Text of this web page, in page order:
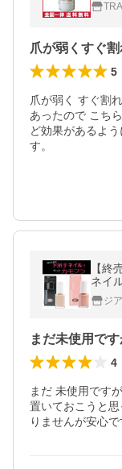
5
爪が弱く すぐ割
あったので こち
ど効果があるよ
す。
【終
ネイ
ジ
4
まだ 未使用です
置いておこうと
りませんが安心で